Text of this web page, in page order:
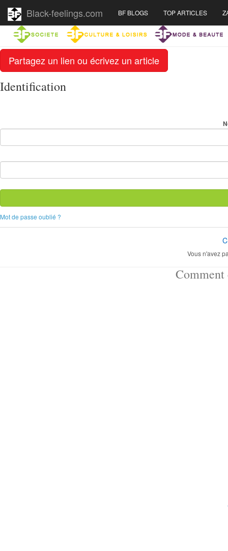
Partagez un lien ou écrivez un article
Black-feelings.com BF BLOGS TOP ARTICLES
Identification
Mot de passe oublié ?
Vous n'avez
Comment